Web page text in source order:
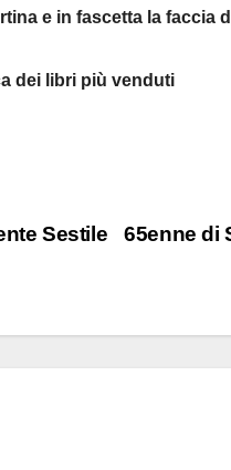
e in fascetta la faccia
dei libri più venduti
65enne di
Sestile